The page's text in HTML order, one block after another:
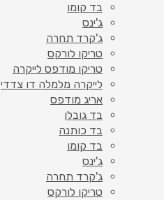
בד קומו
ג'ינס
ג'קרד תחרה
טריקו לורקס
טריקו מודפס לייקרה
לייקרה מלמלה דו צדדי
אריג מודפס
בד גובלן
בד כותנה
בד קומו
ג'ינס
ג'קרד תחרה
טריקו לורקס